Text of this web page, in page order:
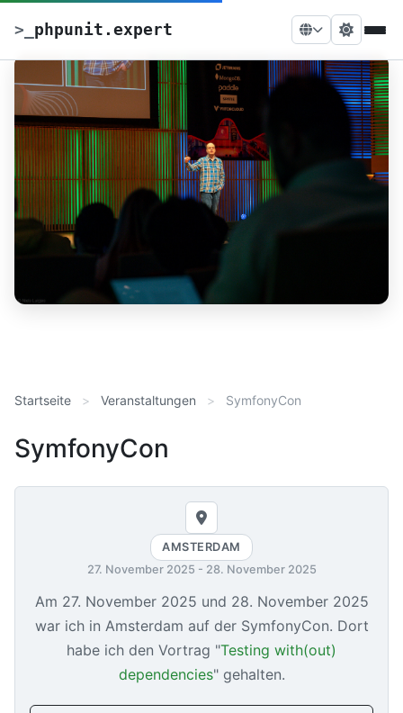
> phpunit.expert
Startseite Veranstaltungen SymfonyCon
SymfonyCon
AMSTERDAM
27. November 2025 - 28. November 2025
Am 27. November 2025 und 28. November 2025
war ich in Amsterdam auf der SymfonyCon. Dort
habe ich den Vortrag "Testing with(out)
dependencies" gehalten.